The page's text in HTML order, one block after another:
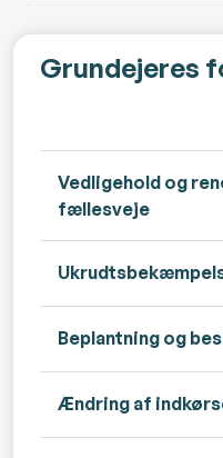
Grundejeres
Vedligehold og
fællesveje
Beplantning og
Ændring af